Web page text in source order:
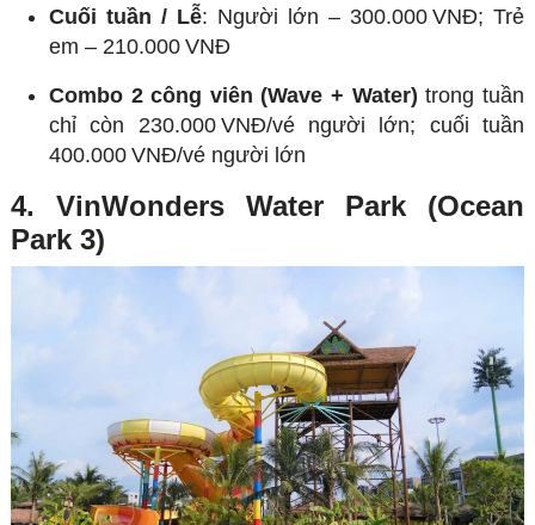
Cuối tuần / Lễ: Người lớn – 300.000 VNĐ; Trẻ
em – 210.000 VNĐ
Combo 2 công viên (Wave + Water) trong tuần
chỉ còn 230.000 VNĐ/vé người lớn; cuối tuần
400.000 VNĐ/vé người lớn
4. VinWonders Water Park (Ocean
Park 3)